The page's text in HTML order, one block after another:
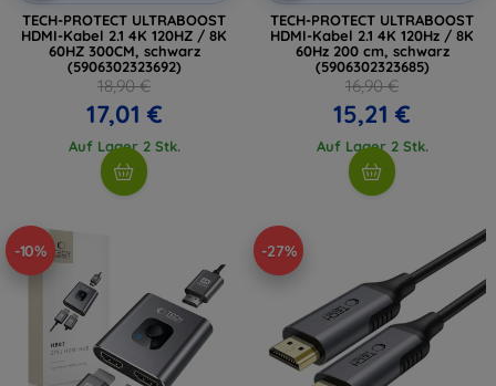
TECH-PROTECT ULTRABOOST
HDMI-Kabel 2.1 4K 120HZ / 8K
60HZ 300CM, schwarz
(5906302323692)
18,90 €
17,01 €
Auf Lager 2 Stk.
TECH-PROTECT ULTRABOOST
HDMI-Kabel 2.1 4K 120Hz / 8K
60Hz 200 cm, schwarz
(5906302323685)
16,90 €
15,21 €
Auf Lager 2 Stk.
-10% -27%